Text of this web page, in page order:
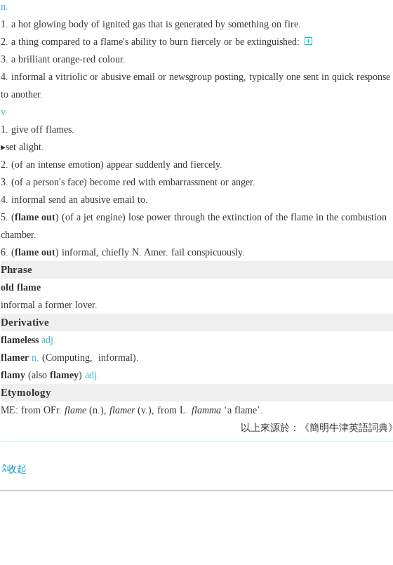
n.
a hot glowing body of ignited gas that is generated by something on fire.
a thing compared to a flame's ability to burn fiercely or be extinguished:
a brilliant orange-red colour.
informal a vitriolic or abusive email or newsgroup posting, typically one sent in quick response
to another.
v.
give off flames.
▸set alight.
(of an intense emotion) appear suddenly and fiercely.
(of a person's face) become red with embarrassment or anger.
informal send an abusive email to.
(flame out) (of a jet engine) lose power through the extinction of the flame in the combustion
chamber.
(flame out) informal, chiefly N. Amer. fail conspicuously.
Phrase
old flame
informal a former lover.
Derivative
flameless adj.
flamer n. (Computing, informal).
flamy(also flamey) adj.
Etymology
ME: from OFr. flame(n.), flamer(v.), from L. flamma‘a flame’.
以上來源於：《簡明牛津英語詞典》
收起